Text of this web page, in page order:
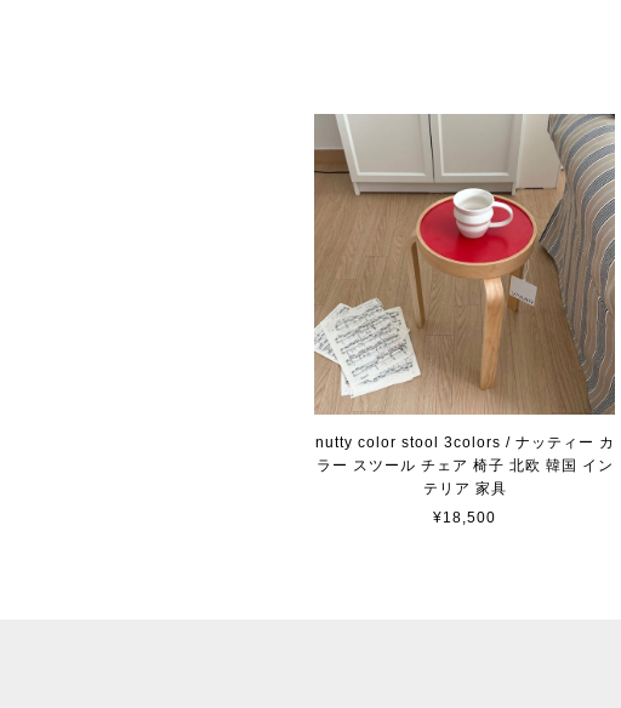
nutty color stool 3colors / ナッティー カ
ラー スツール チェア 椅子 北欧 韓国 イン
テリア 家具
¥18,500